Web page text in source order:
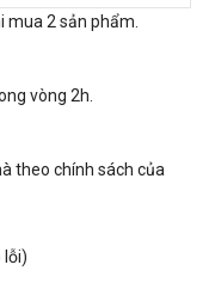
Dưới 40m²
mua 2 sản phẩm.
vòng 2h.
theo chính sách của
lỗi)